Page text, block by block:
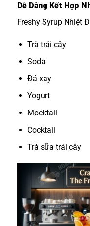
Dễ Dàng Kết Hợp
Freshy Syrup Nhiệt
Trà trái cây
Soda
Đá xay
Yogurt
Mocktail
Cocktail
Trà sữa trái cây